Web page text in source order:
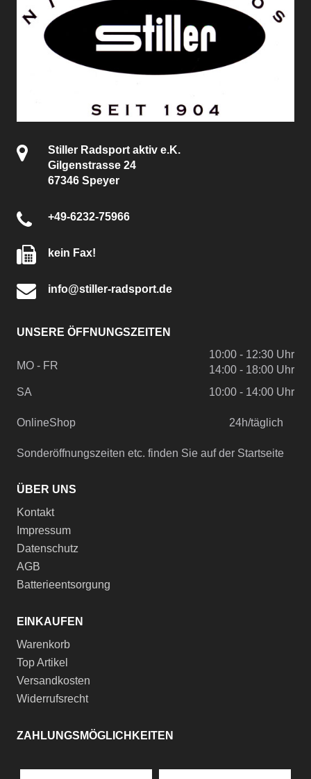
Stiller Radsport aktiv e.K.
Gilgenstrasse 24
67346 Speyer
+49-6232-75966
kein Fax!
info@stiller-radsport.de
UNSERE ÖFFNUNGSZEITEN
MO - FR
10:00 - 12:30 Uhr
14:00 - 18:00 Uhr
SA
10:00 - 14:00 Uhr
OnlineShop 24h/täglich
Sonderöffnungszeiten etc. finden Sie auf der Startseite
ÜBER UNS
Kontakt
Impressum
Datenschutz
AGB
Batterieentsorgung
EINKAUFEN
Warenkorb
Top Artikel
Versandkosten
Widerrufsrecht
ZAHLUNGSMÖGLICHKEITEN